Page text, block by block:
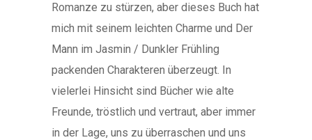
Romanze zu stürzen, aber dieses Buch hat
mich mit seinem leichten Charme und Der
Mann im Jasmin / Dunkler Frühling
packenden Charakteren überzeugt. In
vielerlei Hinsicht sind Bücher wie alte
Freunde, tröstlich und vertraut, aber immer
in der Lage, uns zu überraschen und uns